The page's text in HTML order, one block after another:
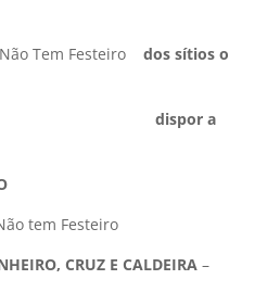
Não Tem Festeiro dos sítios o
a
tem Festeiro
CRUZ E CALDEIRA–